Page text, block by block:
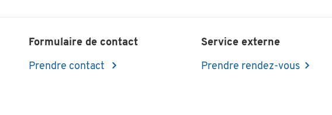
- Gestion durable des
Formulaire de contact
Prendre contact
Service externe
Prendre rendez-vous